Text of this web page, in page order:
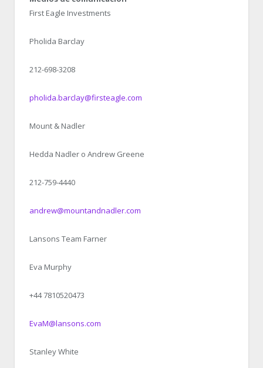
First Eagle Investments
Pholida Barclay
212-698-3208
pholida.barclay@firsteagle.com
Mount & Nadler
Hedda Nadler o Andrew Greene
212-759-4440
andrew@mountandnadler.com
Lansons Team Farner
Eva Murphy
+44 7810520473
EvaM@lansons.com
Stanley White